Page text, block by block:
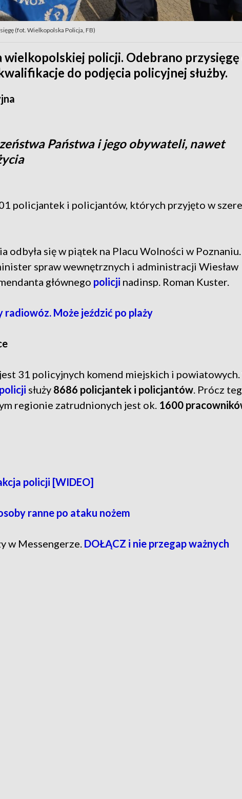
(fot. Wielkopolska Policja, FB)
policji. Odebrano przysięgę
do podjęcia policyjnej służby.
Państwa i jego obywateli, nawet
policjantek i policjantów, których przyjęto w
odbyła się w piątek na Placu Wolności w Poznaniu.
spraw wewnętrznych i administracji Wiesław
głównego policji nadinsp. Roman Kuster.
radiowóz. Może jeździć po plaży
31 policyjnych komend miejskich i powiatowych.
policji służy 8686 policjantek i policjantów. Prócz
regionie zatrudnionych jest ok. 1600
policji [WIDEO]
ranne po ataku nożem
w Messengerze. DOŁĄCZ i nie przegap ważnych